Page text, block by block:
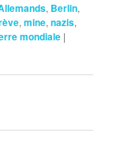
, Berlin,
,mine,nazis,
mondiale |